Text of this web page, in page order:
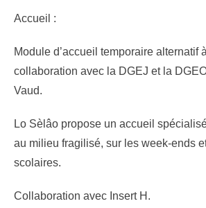
Accueil :
Module d’accueil temporaire alternatif
collaboration avec la DGEJ et la
Vaud.
Lo Sèlâo propose un accueil
au milieu fragilisé, sur les week-ends
scolaires.
Collaboration avec Insert H.